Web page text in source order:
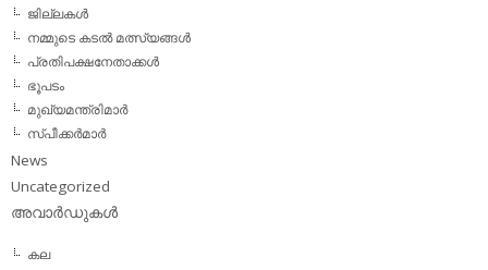
ജില്ലകള്‍
നമ്മുടെ കടല്‍ മത്സ്യങ്ങള്‍
പ്രതിപക്ഷനേതാക്കള്‍
ഭൂപടം
മുഖ്യമന്ത്രിമാര്‍
സ്പീക്കര്‍മാര്‍
News
Uncategorized
അവാര്‍ഡുകള്‍
കല